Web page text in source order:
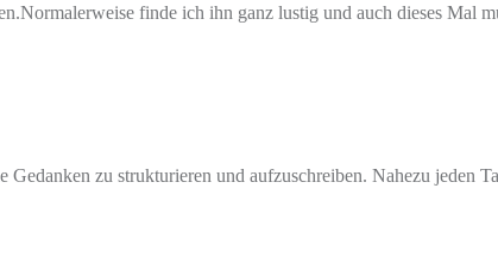
finde ich ihn ganz lustig und auch dieses Mal
zu strukturieren und aufzuschreiben. Nahezu jeden